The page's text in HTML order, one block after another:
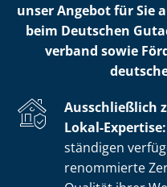
unser Angebot für Sie
beim Deutschen
ver­band sowie
Ausschließlich
Lokal-Expertise:
stän­di­gen
renommierte